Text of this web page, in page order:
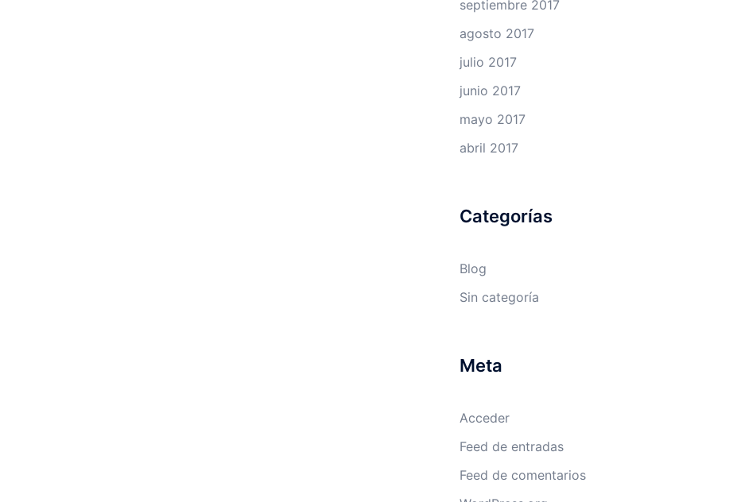
septiembre 2017
agosto 2017
julio 2017
junio 2017
mayo 2017
abril 2017
Categorías
Blog
Sin categoría
Meta
Acceder
Feed de entradas
Feed de comentarios